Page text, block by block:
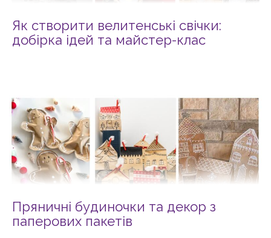
Як створити велитенські свічки:
добірка ідей та майстер-клас
Пряничні будиночки та декор з
паперових пакетів